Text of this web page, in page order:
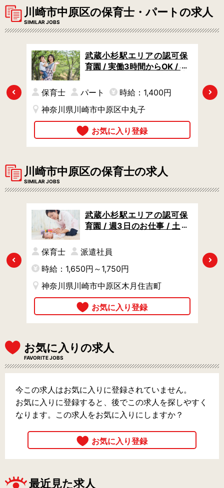
川崎市中原区の保育士・パートの求人
SIMILAR JOBS
Previous
武蔵小杉駅エリアの認可保
育園 / 実働3時間からOK / 早
保育とモンテッソーリ教育
保育士 パート
時給：1,400円
神奈川県川崎市中原区中丸子
Next
川崎市中原区の保育士の求人
SIMILAR JOBS
Previous
武蔵小杉駅エリアの認可保
育園 / 週3日のお仕事 / 土日
ービスあり
保育士
派遣社員
時給：1,650円～1,750円
神奈川県川崎市中原区木月住吉町
Next
お気に入りの求人
FAVORITE JOBS
今この求人はお気に入りに登録されていません。
お気に入りに登録すると、後でこの求人を探しやすく
なります。この求人をお気に入りにしますか？
最近見た求人